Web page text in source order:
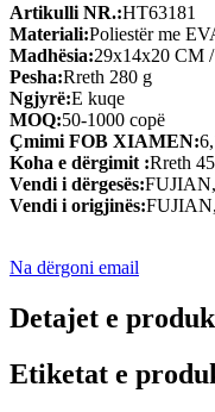
Artikulli NR.:HT63181
Materiali:Poliestër me
Madhësia:29x14x20 CM
Pesha:Rreth 280 g
Ngjyrë:E kuqe
MOQ:50-1000 copë
Çmimi FOB XIAMEN:
Koha e dërgimit :Rreth
Vendi i dërgesës:
Vendi i origjinës:
Na dërgoni email
Detajet e
Etiketat e